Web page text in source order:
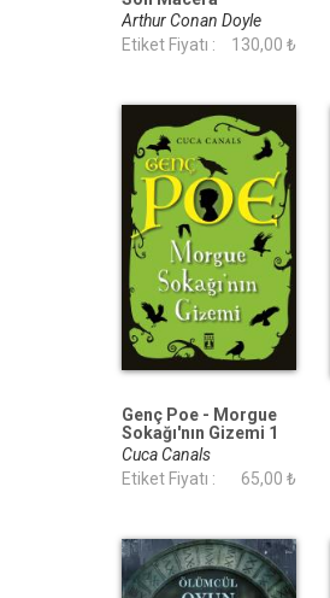
(Portakal Kitap)
Arthur Conan Doyle
Etiket Fiyatı :
130,00 ₺
Genç Poe - Morgue
Sokağı'nın Gizemi 1
Cuca Canals
Etiket Fiyatı :
65,00 ₺